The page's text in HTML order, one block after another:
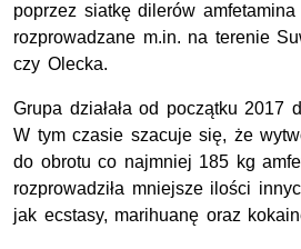
poprzez siatkę dilerów
rozprowadzane m.in. na terenie
czy Olecka.
Grupa działała od początku 2017
W tym czasie szacuje się, że
do obrotu co najmniej 185 kg
rozprowadziła mniejsze ilości
jak ecstasy, marihuanę oraz